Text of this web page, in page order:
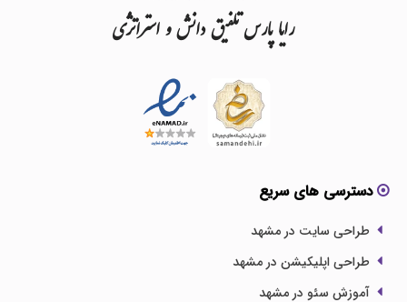
رایاپارستلفیقدانشواستراتژی
دسترسی های سریع
طراحی سایت در مشهد
طراحی اپلیکیشن در مشهد
آموزش سئو در مشهد